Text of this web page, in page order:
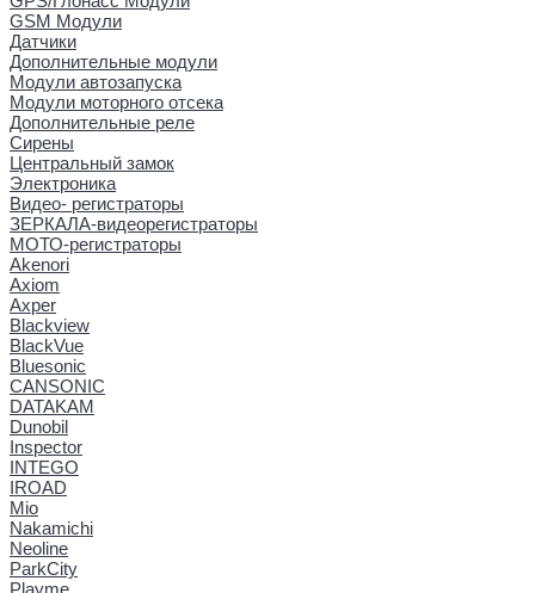
GSM Модули
Датчики
Дополнительные модули
Модули автозапуска
Модули моторного отсека
Дополнительные реле
Сирены
Центральный замок
Электроника
Видео- регистраторы
ЗЕРКАЛА-видеорегистраторы
МОТО-регистраторы
Akenori
Axiom
Axper
Blackview
BlackVue
Bluesonic
CANSONIC
DATAKAM
Dunobil
Inspector
INTEGO
IROAD
Mio
Nakamichi
Neoline
ParkCity
Playme